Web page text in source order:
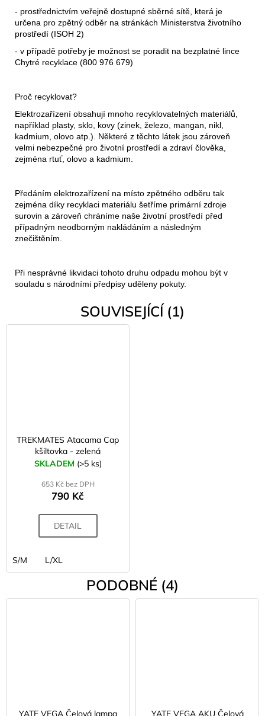
- prostřednictvím veřejně dostupné sběrné sítě, která je
určena pro zpětný odběr na stránkách Ministerstva životního
prostředí (ISOH 2)
- v případě potřeby je možnost se poradit na bezplatné lince
Chytré recyklace (800 976 679)
Proč recyklovat?
Elektrozařízení obsahují mnoho recyklovatelných materiálů,
například plasty, sklo, kovy (zinek, železo, mangan, nikl,
kadmium, olovo atp.). Některé z těchto látek jsou zároveň
velmi nebezpečné pro životní prostředí a zdraví člověka,
zejména rtuť, olovo a kadmium.
Předáním elektrozařízení na místo zpětného odběru tak
zejména díky recyklaci materiálu šetříme primární zdroje
surovin a zároveň chráníme naše životní prostředí před
případným neodborným nakládáním a následným
znečištěním.
Při nesprávné likvidaci tohoto druhu odpadu mohou být v
souladu s národními předpisy uděleny pokuty.
SOUVISEJÍCÍ (1)
TREKMATES Atacama Cap
kšiltovka - zelená
SKLADEM (>5 ks)
653 Kč bez DPH
790 Kč
DETAIL
S/M L/XL
PODOBNÉ (4)
YATE VEGA Čelová lampa YATE VEGA AKU Čelová